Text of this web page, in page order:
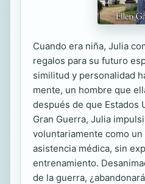
Cuando era niña, Julia
regalos para su futuro
similitud y personalidad
mente, un hombre que
después de que Estados
Gran Guerra, Julia
voluntariamente como
asistencia médica, sin
entrenamiento.
de la guerra,